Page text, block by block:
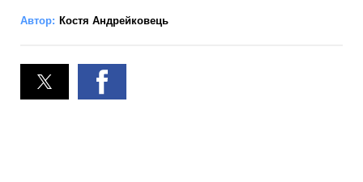
Автор: Костя Андрейковець